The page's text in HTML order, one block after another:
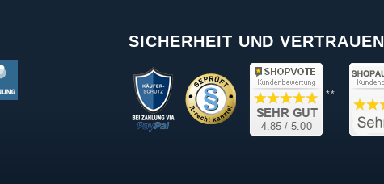
SICHERHEIT UND VERTRAUEN
**